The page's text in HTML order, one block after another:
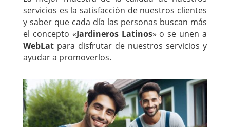
servicios es la satisfacción de nuestros clientes
y saber que cada día las personas buscan más
el concepto «Jardineros Latinos» o se unen a
WebLatpara disfrutar de nuestros servicios y
ayudar a promoverlos.